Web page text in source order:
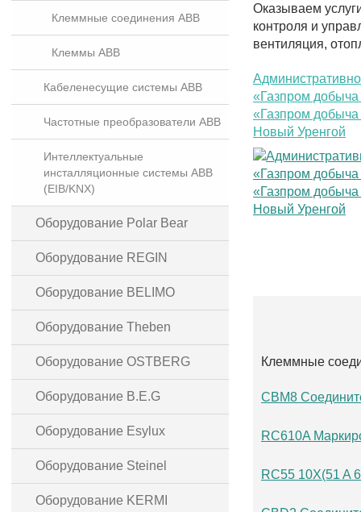
Клеммные соединения ABB
Клеммы ABB
Кабеленесущие системы ABB
Частотные преобразователи ABB
Интеллектуальные
инсталляционные системы ABB
(EIB/KNX)
Оборудование Polar Bear
Оборудование REGIN
Оборудование BELIMO
Оборудование Theben
Оборудование OSTBERG
Оборудование B.E.G
Оборудование Esylux
Оборудование Steinel
Оборудование KERMI
Оказываем
контроля и
вентиляция,
«Газпром
«Газпром
Новый Уренгой
Клеммные
CBM8
RC610A
RC55 10X(51 A